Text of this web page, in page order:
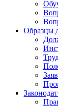
Образцы